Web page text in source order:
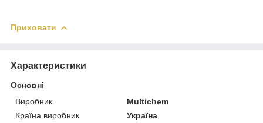
Приховати
Характеристики
Основні
Виробник
Multichem
Країна виробник
Україна